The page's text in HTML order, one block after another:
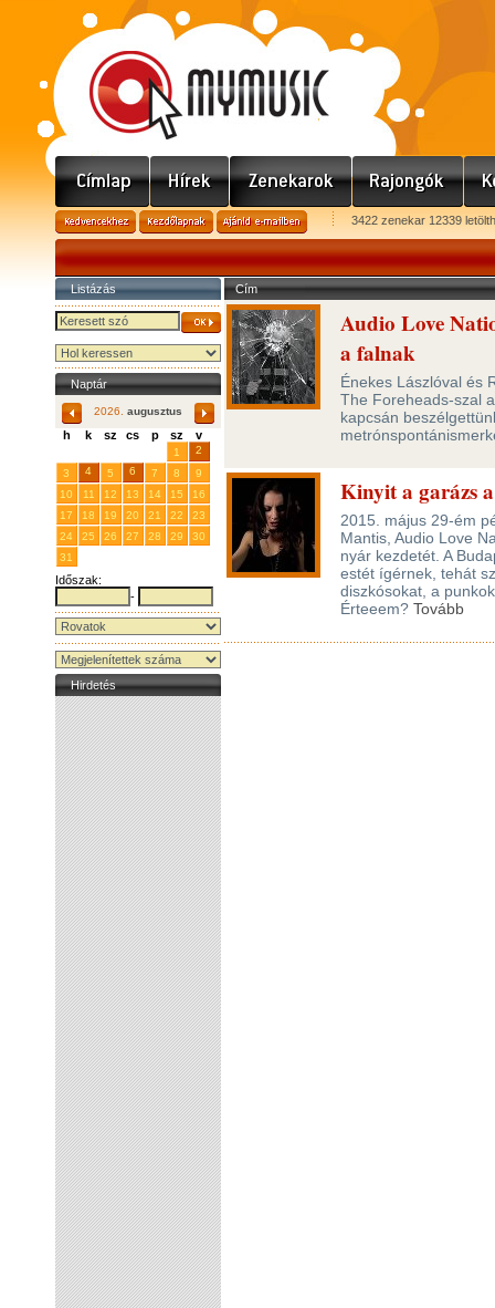
3422 zenekar 12339
Listázás
Naptár
2026. augusztus
h k sz cs p sz v
1
2
3
4 5 6 7 8
9
10
11 12 13 14 15
16
17
18 19 20 21 22
23
24
25 26 27 28 29
30
31
Időszak:
-
Hirdetés
Cím
Audio Love
a falnak
Énekes Lászlóval és
The Foreheads-szal
kapcsán
Kinyit a garázs
2015. május 29-ém
Mantis, Audio Love
nyár kezdetét. A
estét ígérnek, tehát
diszkósokat, a
Érteeem? Tovább